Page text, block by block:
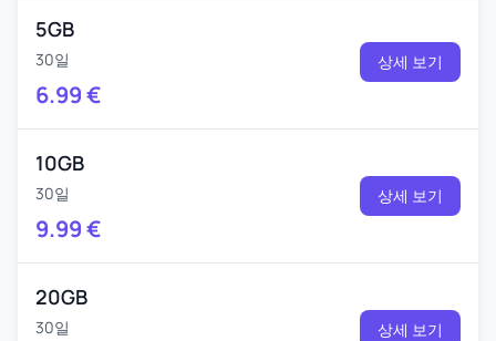
5GB
30일
6.99€
상세 보기
10GB
30일
9.99€
상세 보기
20GB
30일 상세 보기